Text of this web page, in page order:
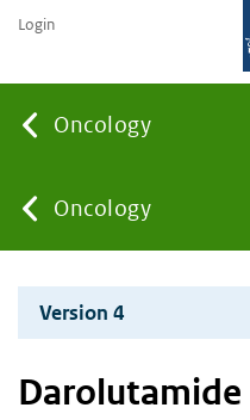
Oncology
You
are
here:
Oncology
Login
Version 4
Darolutamide